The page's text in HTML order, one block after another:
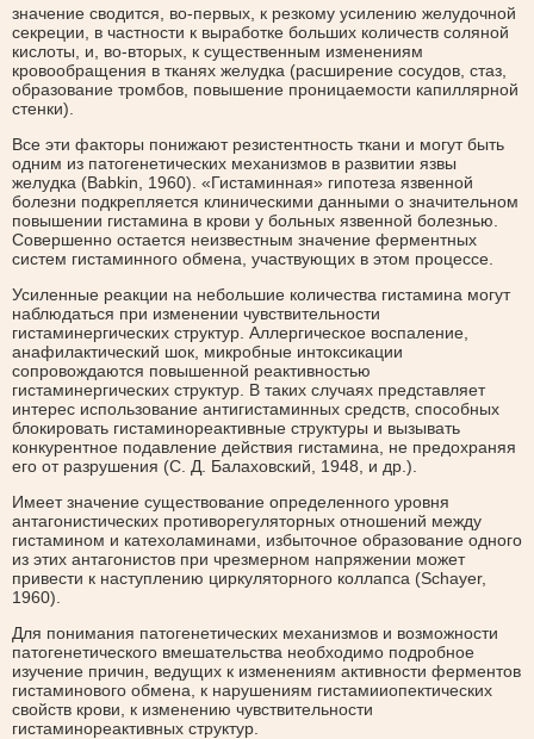
значение сводится, во-первых, к резкому усилению желудочной
секреции, в частности к выработке больших количеств соляной
кислоты, и, во-вторых, к существенным изменениям
кровообращения в тканях желудка (расширение сосудов, стаз,
образование тромбов, повышение проницаемости капиллярной
стенки).
Все эти факторы понижают резистентность ткани и могут быть
одним из патогенетических механизмов в развитии язвы
желудка (Babkin, 1960). «Гистаминная» гипотеза язвенной
болезни подкрепляется клиническими данными о значительном
повышении гистамина в крови у больных язвенной болезнью.
Совершенно остается неизвестным значение ферментных
систем гистаминного обмена, участвующих в этом процессе.
Усиленные реакции на небольшие количества гистамина могут
наблюдаться при изменении чувствительности
гистаминергических структур. Аллергическое воспаление,
анафилактический шок, микробные интоксикации
сопровождаются повышенной реактивностью
гистаминергических структур. В таких случаях представляет
интерес использование антигистаминных средств, способных
блокировать гистаминореактивные структуры и вызывать
конкурентное подавление действия гистамина, не предохраняя
его от разрушения (С. Д. Балаховский, 1948, и др.).
Имеет значение существование определенного уровня
антагонистических противорегуляторных отношений между
гистамином и катехоламинами, избыточное образование одного
из этих антагонистов при чрезмерном напряжении может
привести к наступлению циркуляторного коллапса (Schayer,
1960).
Для понимания патогенетических механизмов и возможности
патогенетического вмешательства необходимо подробное
изучение причин, ведущих к изменениям активности ферментов
гистаминового обмена, к нарушениям гистамииопектических
свойств крови, к изменению чувствительности
гистаминореактивных структур.